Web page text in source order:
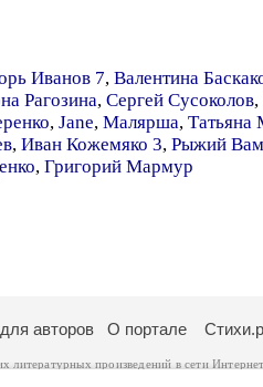
Иванов 7, Валентина
Рагозина, Сергей Сусоколов,
, Jane, Малярша, Татьяна
, Иван Кожемяко 3, Рыжий
, Григорий Мармур
авторов О портале
литературных произведений в сети
произведений возможна только с согласия